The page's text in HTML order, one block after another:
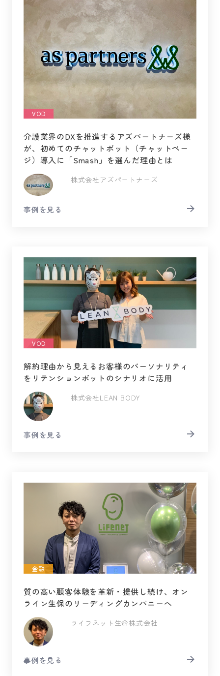
VOD
介護業界のDXを推進するアズパートナーズ様
が、初めてのチャットボット（チャットペー
ジ）導入に「Smash」を選んだ理由とは
株式会社アズパートナーズ
事例を見る
VOD
解約理由から見えるお客様のパーソナリティ
をリテンションボットのシナリオに活用
株式会社LEAN BODY
事例を見る
金融
質の高い顧客体験を革新・提供し続け、オン
ライン生保のリーディングカンパニーへ
ライフネット生命株式会社
事例を見る